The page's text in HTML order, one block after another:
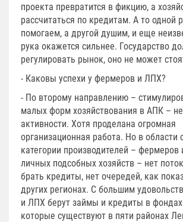
проекта превратится в фикцию, а
рассчитаться по кредитам. А то одной
помогаем, а другой душим, и еще
рука окажется сильнее. Государство
регулировать рынок, оно не может
- Каковы успехи у фермеров и ЛПХ?
- По второму направлению –
малых форм хозяйствования в АПК –
активности. Хотя проделана огромная
организационная работа. Но в области
категории производителей – фермеров
личных подсобных хозяйств – нет
брать кредиты, нет очередей, как
других регионах. С большим
и ЛПХ берут займы и кредиты в
которые существуют в пяти районах